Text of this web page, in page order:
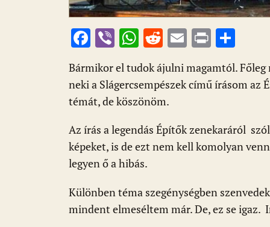
F
ac
e
b
o
o
k
Vi
b
er
W
h
at
s
p
p
R
e
d
di
E
ai
l
Pr
t
ss
za
m
g
Bármikor el tudok ájulni magamtól.
neki a Slágercsempészek című írásom
témát, de köszönöm.
Az írás a legendás Építők zenekaráról
képeket, is de ezt nem kell komolyan
legyen ő a hibás.
Különben téma szegénységben
mindent elmeséltem már. De, ez se